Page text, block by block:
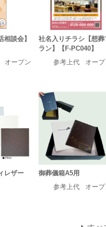
談会】
オープン
社名入りチラシ【想葬
ラン】【F-PC040】
参考上代
オープ
レザー
御葬儀箱A5用
参考上代
オープ